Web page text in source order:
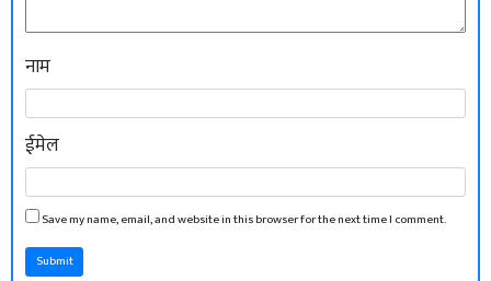
नाम
ईमेल
Save my name, email, and website in this browser for the next time I comment.
Submit